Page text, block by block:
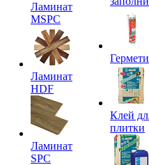
Ламинат
MSPC
Ламинат
HDF
Ламинат
SPC
Клей
плитки